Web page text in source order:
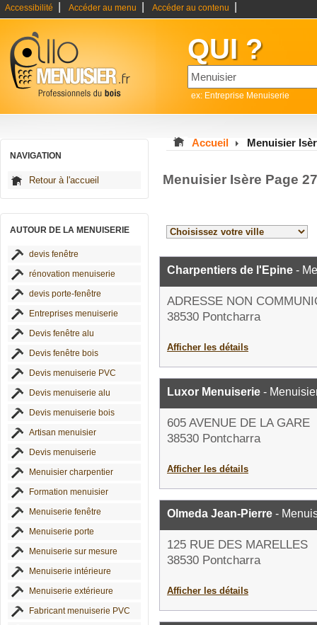
Accessibilité Accéder au menu Accéder au contenu
QUI ?
ex: Entreprise Menuiserie
NAVIGATION
Retour à l'accueil
AUTOUR DE LA MENUISERIE
devis fenêtre
rénovation menuiserie
devis porte-fenêtre
Entreprises menuiserie
Devis fenêtre alu
Devis fenêtre bois
Devis menuiserie PVC
Devis menuiserie alu
Devis menuiserie bois
Artisan menuisier
Devis menuiserie
Menuisier charpentier
Formation menuisier
Menuiserie fenêtre
Menuiserie porte
Menuiserie sur mesure
Menuiserie intérieure
Menuiserie extérieure
Fabricant menuiserie PVC
Accueil Menuisier
Menuisier Isère Page 27
Charpentiers de l'Epine -
ADRESSE NON
38530 Pontcharra
Afficher les détails
Luxor Menuiserie -
605 AVENUE DE LA GARE
38530 Pontcharra
Afficher les détails
Olmeda Jean-Pierre -
125 RUE DES MARELLES
38530 Pontcharra
Afficher les détails